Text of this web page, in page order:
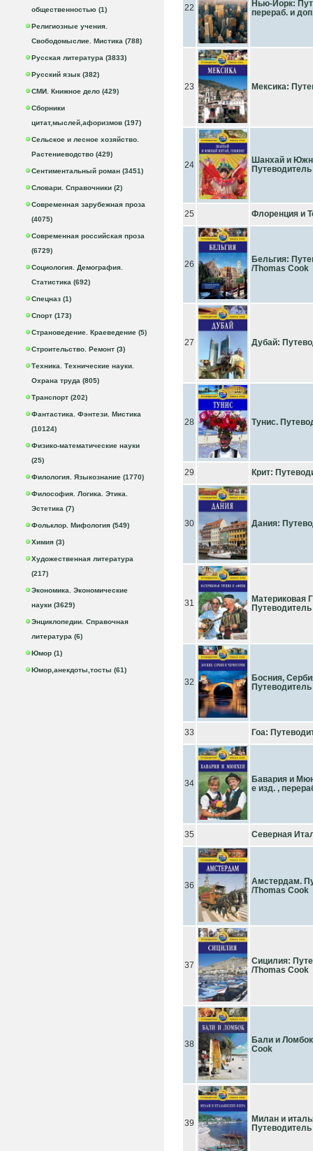
общественностью (1)
Религиозные учения.
Свободомыслие. Мистика (788)
Русская литература (3833)
Русский язык (382)
СМИ. Книжное дело (429)
Сборники
цитат,мыслей,афоризмов (197)
Сельское и лесное хозяйство.
Растениеводство (429)
Сентиментальный роман (3451)
Словари. Справочники (2)
Современная зарубежная проза
(4075)
Современная российская проза
(6729)
Социология. Демография.
Статистика (692)
Спецназ (1)
Спорт (173)
Страноведение. Краеведение (5)
Строительство. Ремонт (3)
Техника. Технические науки.
Охрана труда (805)
Транспорт (202)
Фантастика. Фэнтези. Мистика
(10124)
Физико-математические науки
(25)
Филология. Языкознание (1770)
Философия. Логика. Этика.
Эстетика (7)
Фольклор. Мифология (549)
Химия (3)
Художественная литература
(217)
Экономика. Экономические
науки (3629)
Энциклопедии. Справочная
литература (6)
Юмор (1)
Юмор,анекдоты,тосты (61)
22
Нью-Йорк:
перераб. и
23 Мексика:
24
Шанхай и
Путеводитель
25 Флоренция и
26
Бельгия:
/Thomas Cook
27 Дубай:
28 Тунис.
29 Крит:
30 Дания:
31
Материковая
Путеводитель
32
Босния,
Путеводитель
33 Гоа:
34
Бавария и
е изд. ,
35 Северная
36
Амстердам.
/Thomas Cook
37
Сицилия:
/Thomas Cook
38
Бали и
Cook
39
Милан и
Путеводитель